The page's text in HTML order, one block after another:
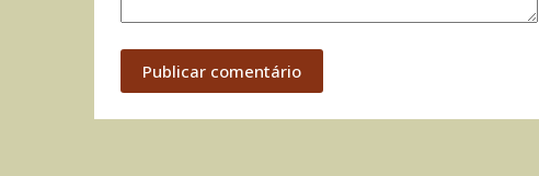
Publicar comentário